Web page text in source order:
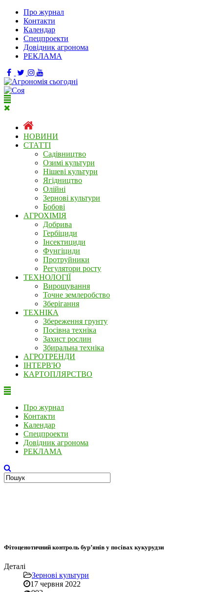
Про журнал
Контакти
Календар
Спецпроекти
Довідник агронома
РЕКЛАМА
НОВИНИ
СТАТТІ
Садівництво
Озимі культури
Нішеві культури
Ягідництво
Олійні
Зернові культури
Бобові
АГРОХІМІЯ
Добрива
Гербіциди
Інсектициди
Фунгіциди
Протруйники
Регулятори росту
ТЕХНОЛОГІЇ
Вирощування
Точне землеробство
Зберігання
ТЕХНІКА
Збереження грунту
Посівна техніка
Захист рослин
Збиральна техніка
АГРОТРЕНДИ
ІНТЕРВ'Ю
КАРТОПЛЯРСТВО
Про журнал
Контакти
Календар
Спецпроекти
Довідник агронома
РЕКЛАМА
Фітоценотичний контроль бур’янів у посівах кукурудзи
Деталі
Зернові культури
17 червня 2022